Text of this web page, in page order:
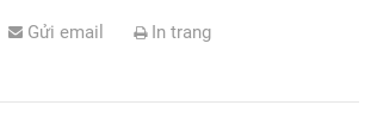
Gửi email In trang